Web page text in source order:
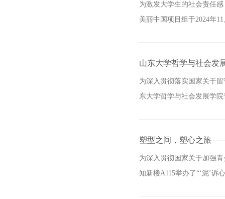
为激发大学生的社会责任
美丽中国项目组于2024年
山东大学哲学与社会发
为深入贯彻落实国家关于
东大学哲学与社会发展学
塑型之间，塑心之旅
为深入贯彻国家关于加强
知新楼A115举办了“‘泥’